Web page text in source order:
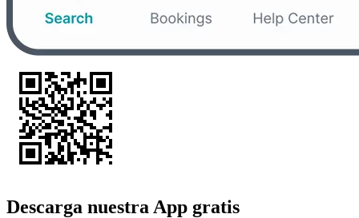
Descarga nuestra App gratis